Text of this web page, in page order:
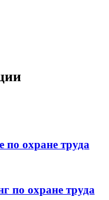
по охране труда
по охране труда